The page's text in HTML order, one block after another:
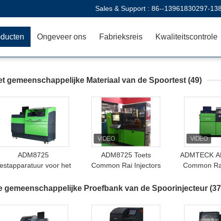
Sales & Support : 86--13961830297-
Ongeveer ons Fabrieksreis Kwaliteitscontrole
gemeenschappelijke Materiaal van de Spoortest (49)
ADM8725
voor het
spoorwegsysteem
ADM8725 Toets
Common Rai Injectors
HEUI
ADMTECK
Common
Rail
2000Bar
gemeenschappelijke Proefbank van de Spoorinjecteur